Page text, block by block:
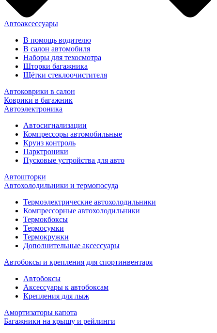
Автоаксессуары
В помощь водителю
В салон автомобиля
Наборы для техосмотра
Шторки багажника
Щётки стеклоочистителя
Автоковрики в салон
Коврики в багажник
Автоэлектроника
Автосигнализации
Компрессоры автомобильные
Круиз контроль
Парктроники
Пусковые устройства для авто
Автошторки
Автохолодильники и термопосуда
Термоэлектрические автохолодильники
Компрессорные автохолодильники
Термокбоксы
Термосумки
Термокружки
Дополнительные аксессуары
Автобоксы и крепления для спортинвентаря
Автобоксы
Аксессуары к автобоксам
Крепления для лыж
Амортизаторы капота
Багажники на крышу и рейлинги